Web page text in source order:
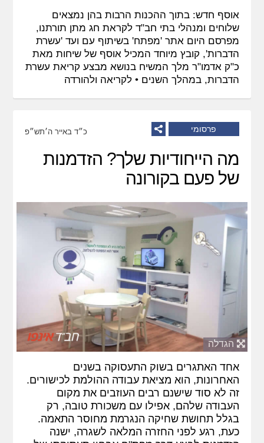
אוסף חדש: בתוך ההכנות הרבות בהן נמצאים
שלוחים ומנהלי בתי חב"ד לקראת חג מתן תורתנו,
מפרסם היום אתר 'מפתח' בשיתוף עם ועד 'עשרת
הדברות', קובץ מיוחד המכיל אוסף של שיחות מאת
כ"ק אדמו"ר מלך המשיח בנושא מבצע קריאת עשרת
הדברות, במהלך השנים •לקריאה ולהורדה
פרסומי כ״ד באייר ה׳תש״פ
מה הייחודיות שלך? הזדמנות
של פעם בקורונה
הגדלה
אחד האתגרים בשוק התעסוקה בשנים
האחרונות, הוא מציאת עבודה ההולמת לכישורים.
זה לא סוד שישנם רבים העוזבים את מקום
העבודה שלהם, אפילו עם משכורת טובה, רק
בגלל תחושת שחיקה הנגרמת מחוסר התאמה.
כעת, רגע לפני החזרה המלאה לשגרה, ישנה